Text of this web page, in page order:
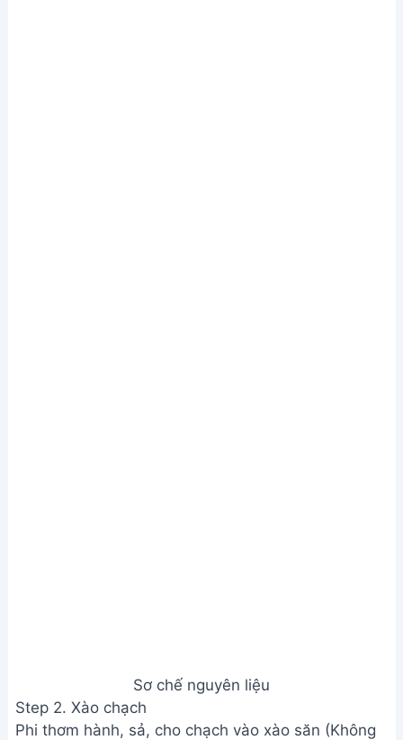
Sơ chế nguyên liệu
Step 2. Xào chạch
Phi thơm hành, sả, cho chạch vào xào săn (Không